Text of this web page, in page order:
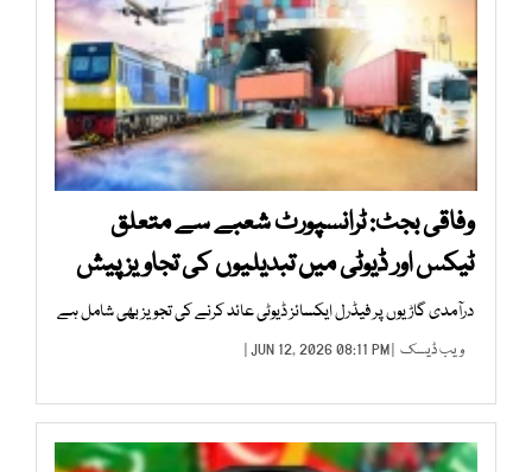
وفاقی بجٹ: ٹرانسپورٹ شعبے سے متعلق
ٹیکس اور ڈیوٹی میں تبدیلیوں کی تجاویز پیش
درآمدی گاڑیوں پر فیڈرل ایکسائز ڈیوٹی عائد کرنے کی تجویز بھی شامل ہے
ویب ڈیسک | JUN 12, 2026 08:11 PM |